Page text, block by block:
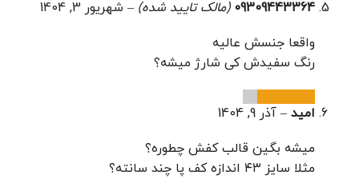
09309443364 (مالک تایید شده) – شهریور 3, 1404
واقعا جنسش عالیه
رنگ سفیدش کی شارژ میشه؟
امید – آذر 9, 1404
میشه بگین قالب کفش چطوره؟
مثلا سایز ۴۳ اندازه کف پا چند سانته؟